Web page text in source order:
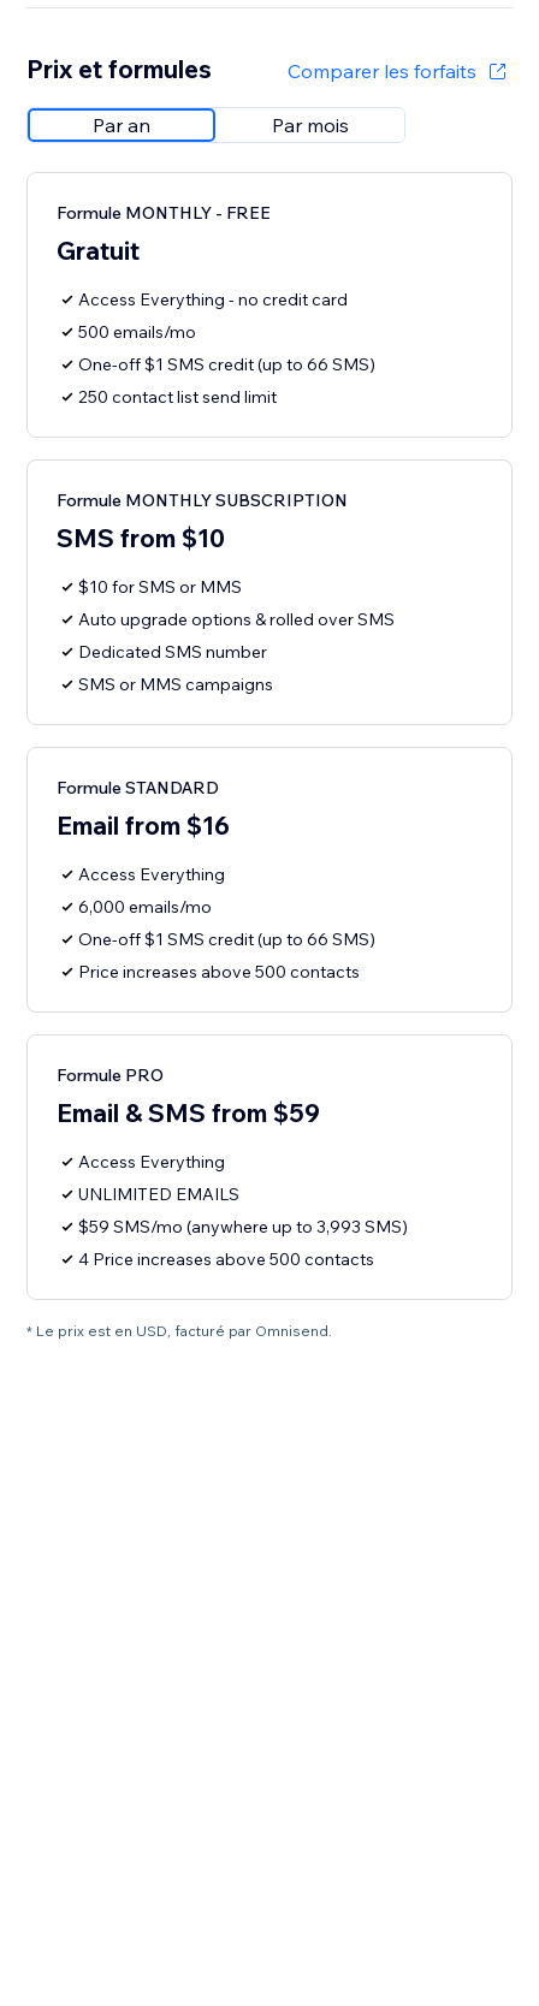
Prix et formules Comparer les forfaits
Par an Par mois
Formule MONTHLY - FREE
Gratuit
Access Everything - no credit card
500 emails/mo
One-off $1 SMS credit (up to 66 SMS)
250 contact list send limit
Formule MONTHLY SUBSCRIPTION
SMS from $10
$10 for SMS or MMS
Auto upgrade options & rolled over SMS
Dedicated SMS number
SMS or MMS campaigns
Formule STANDARD
Email from $16
Access Everything
6,000 emails/mo
One-off $1 SMS credit (up to 66 SMS)
Price increases above 500 contacts
Formule PRO
Email & SMS from $59
Access Everything
UNLIMITED EMAILS
$59 SMS/mo (anywhere up to 3,993 SMS)
4 Price increases above 500 contacts
* Le prix est en USD, facturé par Omnisend.